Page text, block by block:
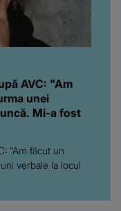
AVC: "Am
unei
Mi-a fost
"Am făcut un
verbale la locul